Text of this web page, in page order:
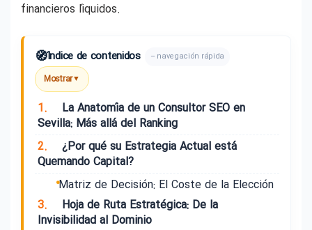
financieros líquidos.
🧭Índice de contenidos – navegación rápida
Mostrar▼
1.
La Anatomía de un Consultor SEO en
Sevilla: Más allá del Ranking
2.
¿Por qué su Estrategia Actual está
Quemando Capital?
Matriz de Decisión: El Coste de la Elección
3.
Hoja de Ruta Estratégica: De la
Invisibilidad al Dominio